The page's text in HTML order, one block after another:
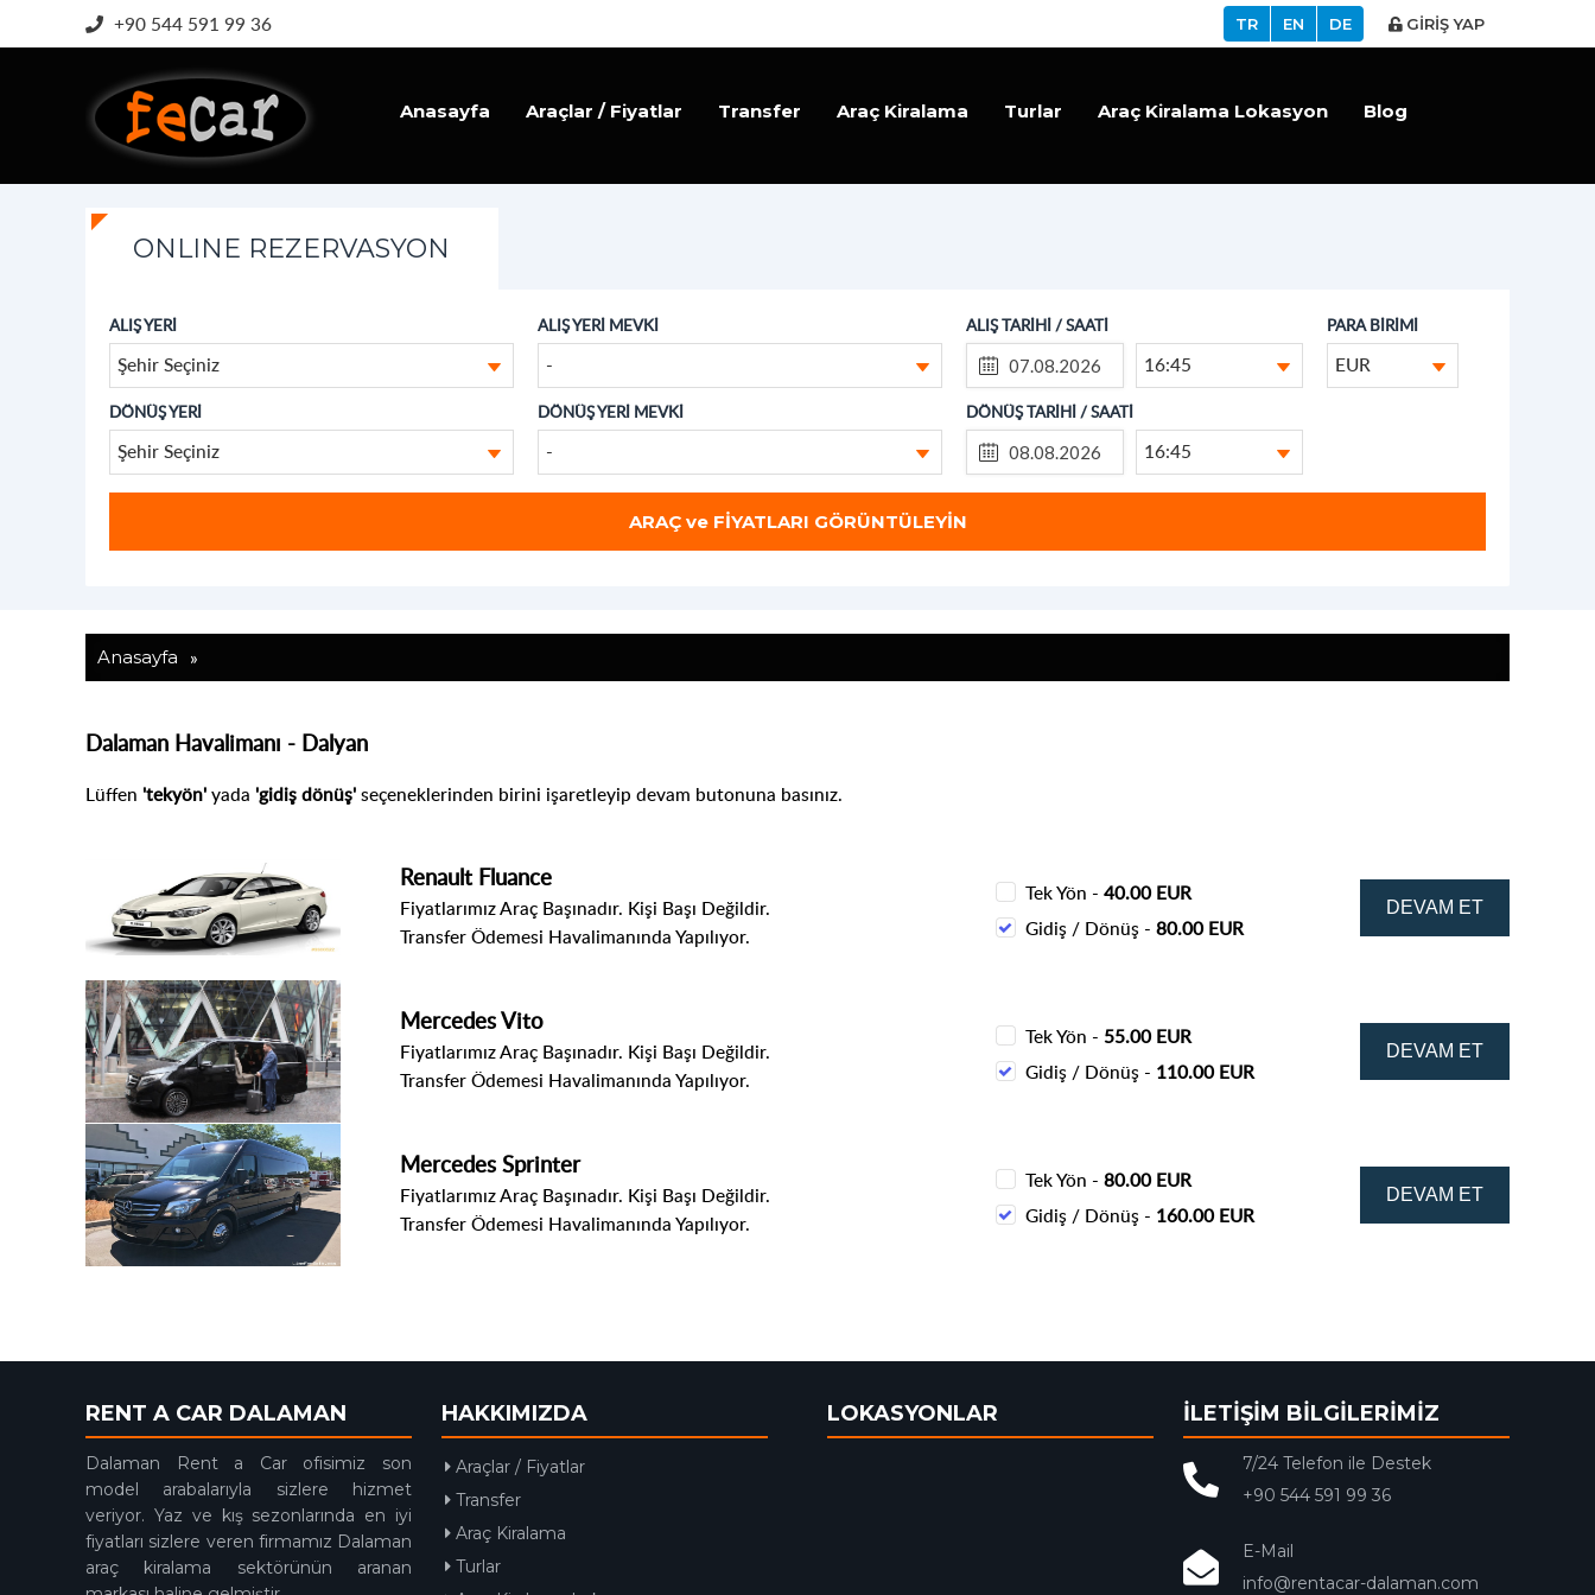
GİRİŞ YAP
DE
EN
TR
+90 544 591 99 36
Anasayfa Araçlar / Fiyatlar Transfer Araç Kiralama Turlar Araç Kiralama Lokasyon Blog
ONLINE REZERVASYON
ALIŞ YERİ
Şehir Seçiniz
ALIŞ YERİ MEVKİ
-
ALIŞ TARİHİ / SAATİ
16:45
PARA BİRİMİ
EUR
DÖNÜŞ YERİ
Şehir Seçiniz
DÖNÜŞ YERİ MEVKİ
-
DÖNÜŞ TARİHİ / SAATİ
16:45
Anasayfa »
Dalaman Havalimanı - Dalyan
Lüffen 'tekyön'yada 'gidiş dönüş'seçeneklerinden birini işaretleyip devam butonuna basınız.
Renault Fluance
Fiyatlarımız Araç Başınadır. Kişi Başı Değildir.
Transfer Ödemesi Havalimanında Yapılıyor.
Tek Yön - 40.00 EUR
Gidiş / Dönüş - 80.00 EUR
Mercedes Vito
Fiyatlarımız Araç Başınadır. Kişi Başı Değildir.
Transfer Ödemesi Havalimanında Yapılıyor.
Tek Yön - 55.00 EUR
Gidiş / Dönüş - 110.00 EUR
Mercedes Sprinter
Fiyatlarımız Araç Başınadır. Kişi Başı Değildir.
Transfer Ödemesi Havalimanında Yapılıyor.
Tek Yön - 80.00 EUR
Gidiş / Dönüş - 160.00 EUR
RENT A CAR DALAMAN
Dalaman Rent a Car ofisimiz son
model arabalarıyla sizlere hizmet
veriyor. Yaz ve kış sezonlarında en iyi
fiyatları sizlere veren firmamız Dalaman
araç kiralama sektörünün aranan
HAKKIMIZDA
Araçlar / Fiyatlar
Transfer
Araç Kiralama
Turlar
LOKASYONLAR İLETİŞİM BİLGİLERİMİZ
7/24 Telefon ile Destek
+90 544 591 99 36
E-Mail
info@rentacar-dalaman.com